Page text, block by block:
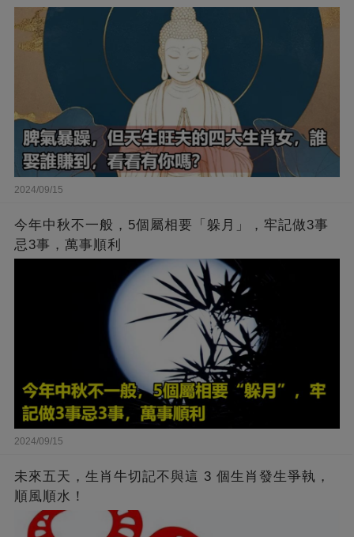
2024/09/15
今年中秋不一般，5個屬相要「躲月」，牢記做3事
忌3事，萬事順利
2024/09/15
未來五天，生肖牛切記不與這 3 個生肖發生爭執，
順風順水！